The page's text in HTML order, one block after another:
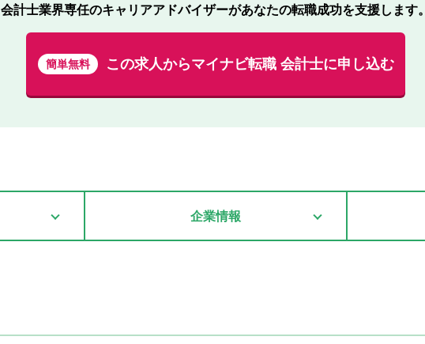
会計士業界専任のキャリアアドバイザーがあなたの転職成功を支援します。
簡単無料 この求人からマイナビ転職 会計士に申し込む
企業情報